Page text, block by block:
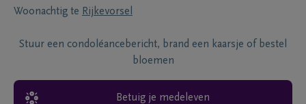
Woonachtig te Rijkevorsel
Stuur een condoléancebericht, brand een kaarsje of bestel
bloemen
Betuig je medeleven